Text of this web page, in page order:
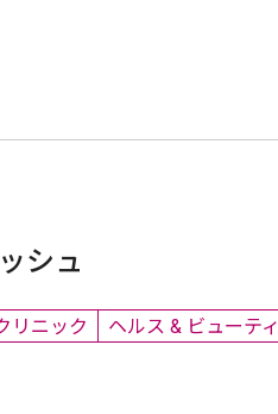
シュ
リニック ヘルス & ビューティ